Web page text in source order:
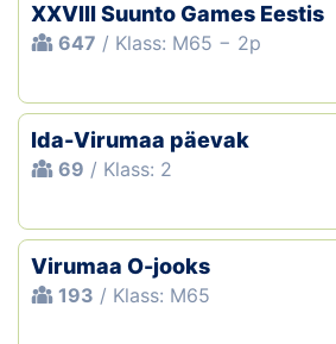
XXVIII Suunto Games Eestis
647 / Klass: M65 − 2p
Ida-Virumaa päevak
69 / Klass: 2
Virumaa O-jooks
193 / Klass: M65